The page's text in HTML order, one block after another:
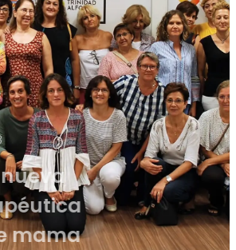
2018
físico, nueva
terapéutica
de mama